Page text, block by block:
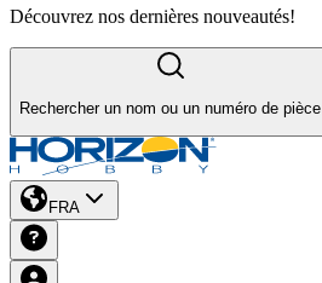
Découvrez nos dernières nouveautés!
Rechercher un nom ou un numéro de pièce
FRA